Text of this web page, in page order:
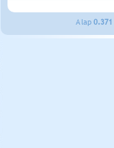
A lap 0.371